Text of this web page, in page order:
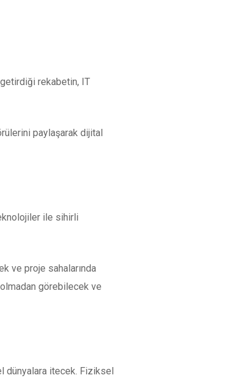
getirdiği rekabetin, IT
paylaşarak dijital
ile sihirli
ve proje sahalarında
görebilecek ve
dünyalara itecek. Fiziksel